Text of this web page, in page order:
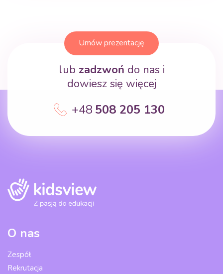
Umów prezentację
lub zadzwoń do nas i
dowiesz się więcej
+48 508 205 130
O nas
Zespół
Rekrutacja